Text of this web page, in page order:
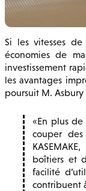
Si les vitesses
économies de
investissement
les avantages
poursuit M. Asbury
En plus de
couper
boîtiers et
facilité
contribuent